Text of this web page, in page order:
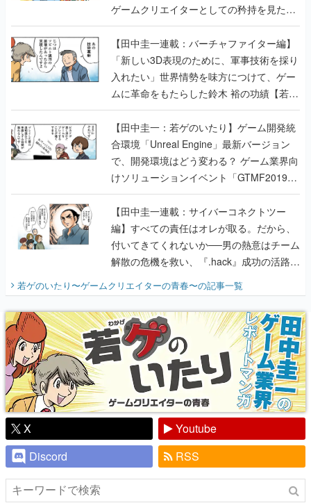
ゲームクリエイターとしての矜持を見た
【若ゲのいたり最終回】
【田中圭一連載：バーチャファイター編】
「新しい3D表現のために、軍事技術を採り
入れたい」世界情勢を味方につけて、ゲー
ムに革命をもたらした鈴木 裕の功績【若ゲ
のいたり】
【田中圭一：若ゲのいたり】ゲーム開発統
合環境「Unreal Engine」最新バージョン
で、開発環境はどう変わる？ ゲーム業界向
けソリューションイベント「GTMF2019」
に行って、より理解を深めよう【PR】
【田中圭一連載：サイバーコネクトツー
編】すべての責任はオレが取る。だから、
付いてきてくれないか──男の熱意はチーム
解散の危機を救い、『.hack』成功の活路を
『少年ジャンプ』色だった【若ゲのいた
り】
若ゲのいたり〜ゲームクリエイターの青春〜の記事一覧
X
Youtube
Discord
RSS